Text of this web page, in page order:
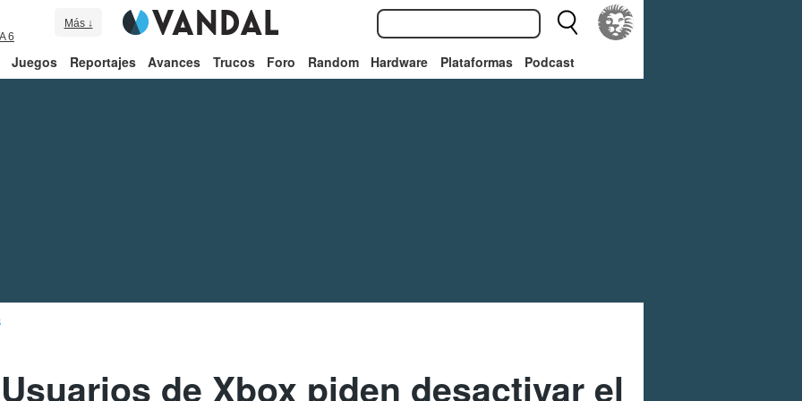
6
Más ↓
Juegos Reportajes Avances Trucos Foro Random Hardware Plataformas Podcast
de Xbox piden desactivar el